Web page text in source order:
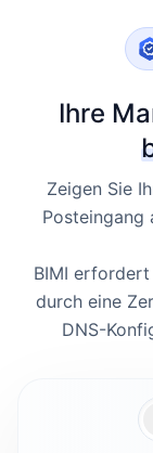
Ihre
Zeigen Sie
BIMI
durch eine
DNS-